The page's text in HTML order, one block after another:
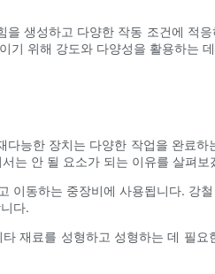
생성하고 다양한 작동 조건에 적
기 위해 강도와 다양성을 활용하는
능한 장치는 다양한 작업을 완료하
는 안 될 요소가 되는 이유를 살펴보
이동하는 중장비에 사용됩니다. 강
다.
재료를 성형하고 성형하는 데 필요